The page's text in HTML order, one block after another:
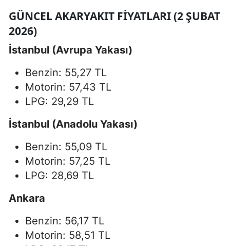
GÜNCEL AKARYAKIT FIYATLARI (2 ŞUBAT
2026)
İstanbul (Avrupa Yakası)
Benzin: 55,27 TL
Motorin: 57,43 TL
LPG: 29,29 TL
İstanbul (Anadolu Yakası)
Benzin: 55,09 TL
Motorin: 57,25 TL
LPG: 28,69 TL
Ankara
Benzin: 56,17 TL
Motorin: 58,51 TL